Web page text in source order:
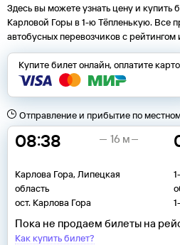
Здесь вы можете узнать цену и купить
Карловой Горыв1-ю Тёпленькую. Все
автобусных перевозчиков с
Купите билет онлайн, оплатите
Отправление и прибытие по
08:38
Карлова Гора, Липецкая
область
ост. Карлова Гора
16 м
Пока не продаем билеты на
Как купить билет?